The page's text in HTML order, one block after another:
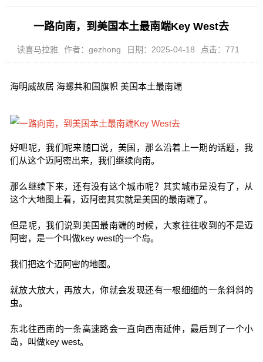
一路向南，到美国本土最南端Key West去
读喜马拉雅 作者：gezhong 日期：2025-04-18 点击：771
海明威故居 海螺共和国旗帜 美国本土最南端
好吧呢，我们呢来随口说，美国，那么沿着上一期的话题，我
们从这个迈阿密出来，我们继续向南。
那么继续下来，还有没有这个城市呢？其实城市是没有了，从
这个大地图上看，迈阿密其实就是美国的最南端了。
但是呢，我们说到美国最南端的时候，大家往往收到的不是迈
阿密，是一个叫做key west的一个岛。
我们把这个迈阿密的地图。
就放大放大，再放大，你就会发现还有一根细细的一条斜斜的
虫。
东北往西南的一条高速路会一直向西南延伸，最后到了一个小
岛，叫做key west。